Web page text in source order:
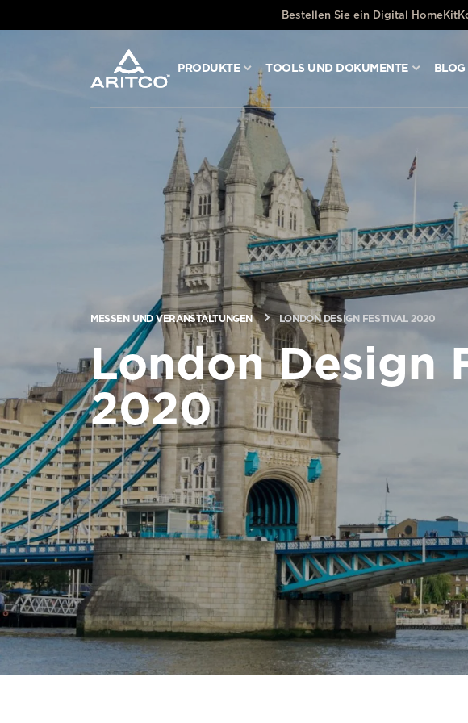
Bestellen Sie ein Digital HomeKit
PRODUKTE TOOLS UND DOKUMENTE
TOOLS UND DOKUMENTE
BLOG & NACHRICHTEN
FÜR FACHLEUTE
Bestellen Sie ein Digital HomeKit
Kontaktieren Sie uns
Preisvoranschlag anfordern
Anmeldung zum Newsletter
FAQ
Kontaktieren Sie uns
MESSEN UND VERANSTALTUNGEN LONDON DESIGN FESTIVAL 2020
London Design
2020